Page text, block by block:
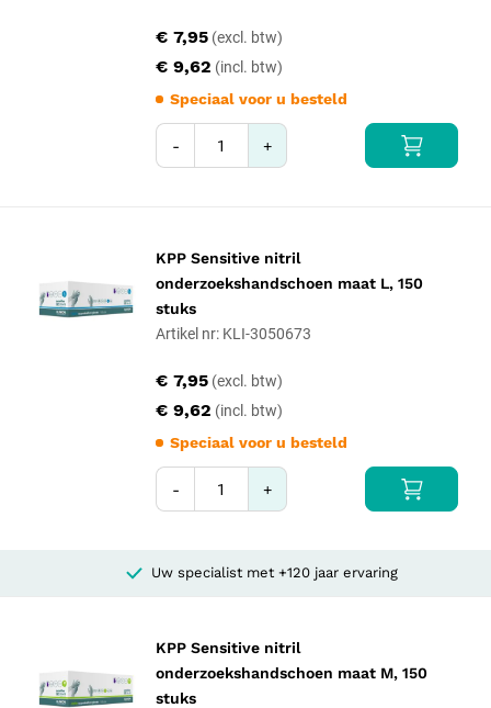
€ 9,62
€ 7,95
Speciaal voor u besteld
- +
KPP Sensitive nitril
onderzoekshandschoen maat L, 150
stuks
Artikel nr: KLI-3050673
€ 9,62
€ 7,95
Speciaal voor u besteld
- +
Uw specialist met +120 jaar ervaring
KPP Sensitive nitril
onderzoekshandschoen maat M, 150
stuks